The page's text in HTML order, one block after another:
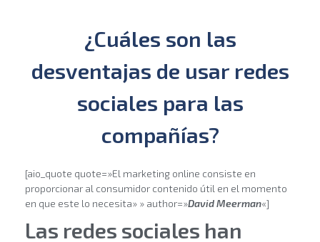
¿Cuáles son las
desventajas de usar redes
sociales para las
compañías?
[aio_quote quote=»El marketing online consiste en
proporcionar al consumidor contenido útil en el momento
en que este lo necesita» » author=»David Meerman«]
Las redes sociales han